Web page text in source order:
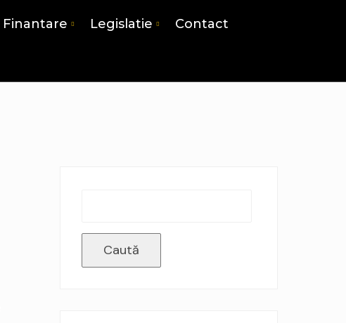
Finantare Legislatie Contact
Caută